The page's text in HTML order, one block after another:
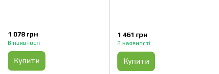
1 078 грн
В наявності
Купити
1 461 грн
В наявності
Купити